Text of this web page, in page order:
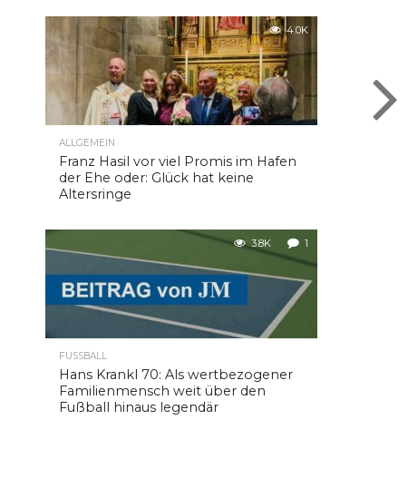
4.0K
ALLGEMEIN
Franz Hasil vor viel Promis im Hafen
der Ehe oder: Glück hat keine
Altersringe
3.8K 1
FUSSBALL
Hans Krankl 70: Als wertbezogener
Familienmensch weit über den
Fußball hinaus legendär